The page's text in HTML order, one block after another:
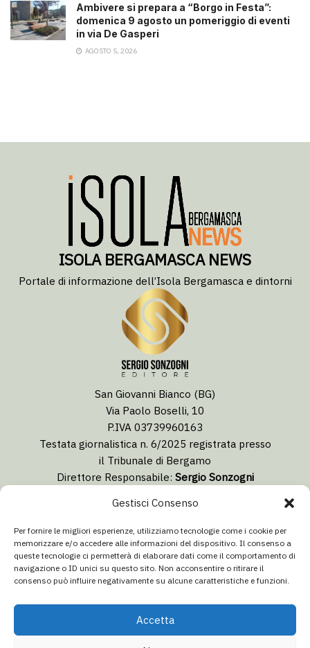
Gestisci Consenso
Per fornire le migliori esperienze, utilizziamo tecnologie come i cookie per
memorizzare e/o accedere alle informazioni del dispositivo. Il consenso a
queste tecnologie ci permetterà di elaborare dati come il comportamento di
navigazione o ID unici su questo sito. Non acconsentire o ritirare il
consenso può influire negativamente su alcune caratteristiche e funzioni.
Accetta
Ambivere si prepara a “Borgo in Festa”:
domenica 9 agosto un pomeriggio di eventi
in via De Gasperi
AGOSTO 5, 2026
ISOLA BERGAMASCA NEWS
Portale di informazione dell’Isola Bergamasca e dintorni
San Giovanni Bianco (BG)
Via Paolo Boselli, 10
P.IVA 03739960163
Testata giornalistica n. 6/2025 registrata presso
il Tribunale di Bergamo
Direttore Responsabile: Sergio Sonzogni
redazione@isolabergamascanews.it
info@italiacommunication.com
Telefono: 0345 41834